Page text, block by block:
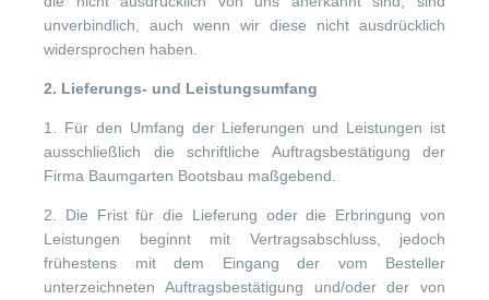
unverbindlich, auch wenn wir diese nicht ausdrücklich
widersprochen haben.
2. Lieferungs- und Leistungsumfang
1. Für den Umfang der Lieferungen und Leistungen ist
ausschließlich die schriftliche Auftragsbestätigung der
Firma Baumgarten Bootsbau maßgebend.
2. Die Frist für die Lieferung oder die Erbringung von
Leistungen beginnt mit Vertragsabschluss, jedoch
frühestens mit dem Eingang der vom Besteller
unterzeichneten Auftragsbestätigung und/oder der von